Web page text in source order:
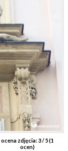
ocena zdjęcia:3/ 5 (1
ocen)